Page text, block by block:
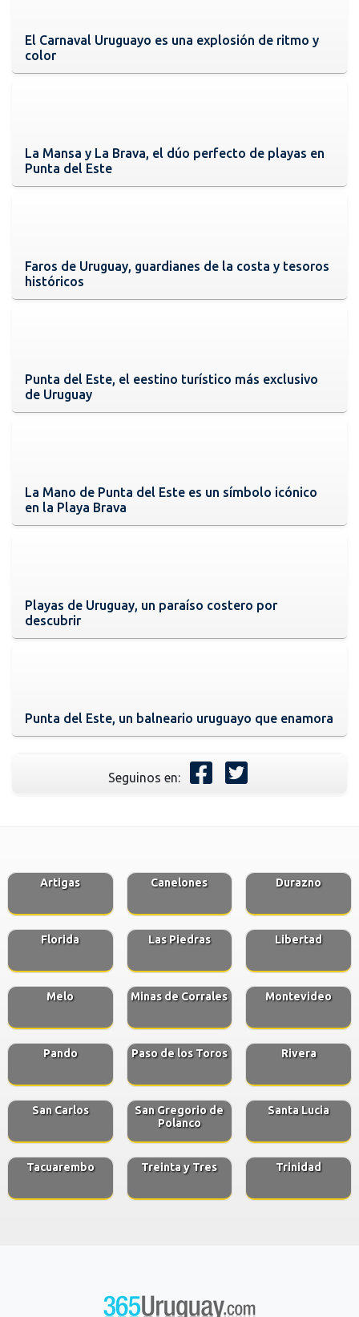
El Carnaval Uruguayo es una explosión de ritmo y
color
La Mansa y La Brava, el dúo perfecto de playas en
Punta del Este
Faros de Uruguay, guardianes de la costa y tesoros
históricos
Punta del Este, el eestino turístico más exclusivo
de Uruguay
La Mano de Punta del Este es un símbolo icónico
en la Playa Brava
Playas de Uruguay, un paraíso costero por
descubrir
Punta del Este, un balneario uruguayo que enamora
Seguinos en:
Artigas Canelones Durazno
Florida Las Piedras Libertad
Melo Minas de Corrales Montevideo
Pando Paso de los Toros Rivera
San Carlos
San Gregorio de
Polanco
Santa Lucia
Tacuarembo Treinta y Tres Trinidad